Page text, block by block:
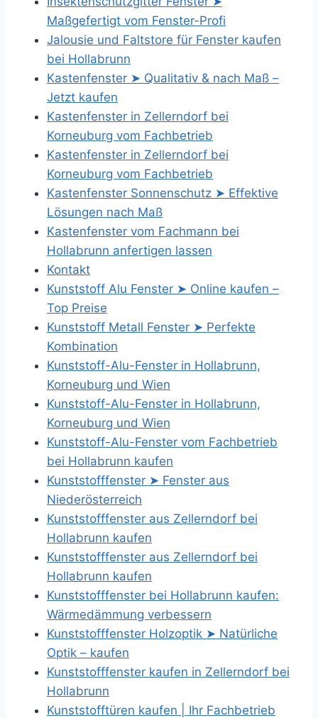
Maßgefertigt vom Fenster-Profi
Jalousie und Faltstore für Fenster kaufen
bei Hollabrunn
Kastenfenster ➤ Qualitativ & nach Maß –
Jetzt kaufen
Kastenfenster in Zellerndorf bei
Korneuburg vom Fachbetrieb
Kastenfenster in Zellerndorf bei
Korneuburg vom Fachbetrieb
Kastenfenster Sonnenschutz ➤ Effektive
Lösungen nach Maß
Kastenfenster vom Fachmann bei
Hollabrunn anfertigen lassen
Kontakt
Kunststoff Alu Fenster ➤ Online kaufen –
Top Preise
Kunststoff Metall Fenster ➤ Perfekte
Kombination
Kunststoff-Alu-Fenster in Hollabrunn,
Korneuburg und Wien
Kunststoff-Alu-Fenster in Hollabrunn,
Korneuburg und Wien
Kunststoff-Alu-Fenster vom Fachbetrieb
bei Hollabrunn kaufen
Kunststofffenster ➤ Fenster aus
Niederösterreich
Kunststofffenster aus Zellerndorf bei
Hollabrunn kaufen
Kunststofffenster aus Zellerndorf bei
Hollabrunn kaufen
Kunststofffenster bei Hollabrunn kaufen:
Wärmedämmung verbessern
Kunststofffenster Holzoptik ➤ Natürliche
Optik – kaufen
Kunststofffenster kaufen in Zellerndorf bei
Hollabrunn
Kunststofftüren kaufen | Ihr Fachbetrieb